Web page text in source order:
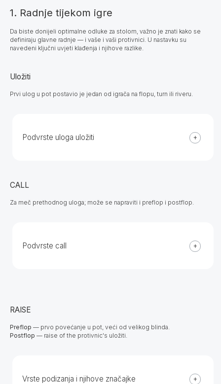
1. Radnje tijekom igre
Da biste donijeli optimalne odluke za stolom, važno je znati kako se
definiraju glavne radnje — i vaše i vaši protivnici. U nastavku su
navedeni ključni uvjeti klađenja i njihove razlike.
Uložiti
Prvi ulog u pot postavio je jedan od igrača na flopu, turn ili riveru.
Podvrste uloga uložiti
CALL
Za meč prethodnog uloga; može se napraviti i preflop i postflop.
Podvrste call
RAISE
Preflop — prvo povećanje u pot, veći od velikog blinda.
Postflop — raise of the protivnic's uložiti.
Vrste podizanja i njihove značajke